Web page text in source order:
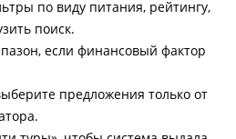
по виду питания, рейтингу,
поиск.
если финансовый фактор
предложения только от